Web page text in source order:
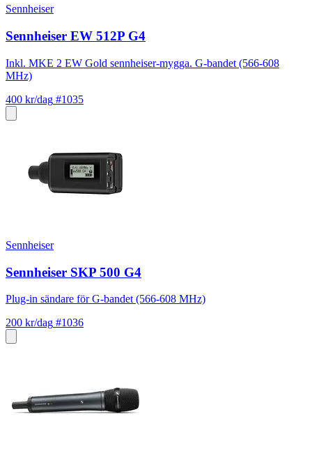
Sennheiser
Sennheiser EW 512P G4
Inkl. MKE 2 EW Gold sennheiser-mygga. G-bandet (566-608
MHz)
400 kr/dag #1035
Sennheiser
Sennheiser SKP 500 G4
Plug-in sändare för G-bandet (566-608 MHz)
200 kr/dag #1036